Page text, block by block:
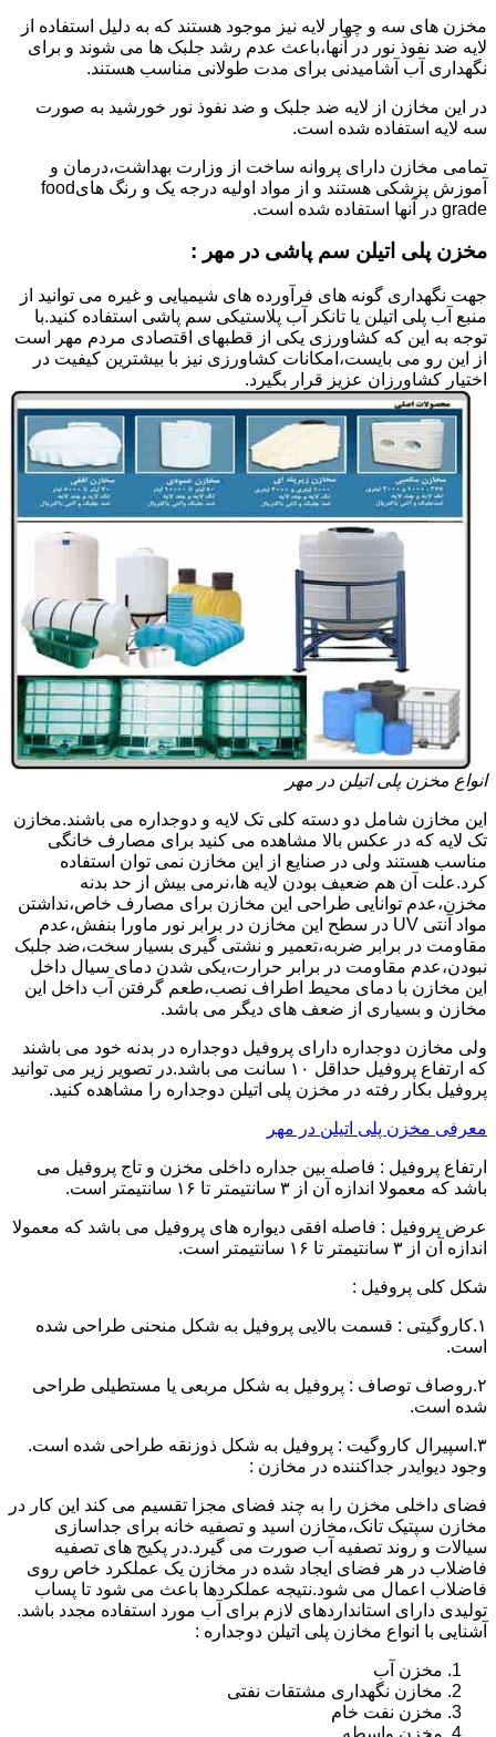
مخزن های سه و چهار لایه نیز موجود هستند که به دلیل استفاده از
لایه ضد نفوذ نور در آنها،باعث عدم رشد جلبک ها می شوند و برای
نگهداری آب آشامیدنی برای مدت طولانی مناسب هستند.
در این مخازن از لایه ضد جلبک و ضد نفوذ نور خورشید به صورت
سه لایه استفاده شده است.
تمامی مخازن دارای پروانه ساخت از وزارت بهداشت،درمان و
آموزش پزشکی هستند و از مواد اولیه درجه یک و رنگ هایfood
grade در آنها استفاده شده است.
مخزن پلی اتیلن سم پاشی در مهر :
جهت نگهداری گونه های فرآورده های شیمیایی و غیره می توانید از
منبع آب پلی اتیلن یا تانکر آب پلاستیکی سم پاشی استفاده کنید.با
توجه به این که کشاورزی یکی از قطبهای اقتصادی مردم مهر است
از این رو می بایست،امکانات کشاورزی نیز با بیشترین کیفیت در
اختیار کشاورزان عزیز قرار بگیرد.
انواع مخزن پلی اتیلن در مهر
این مخازن شامل دو دسته کلی تک لایه و دوجداره می باشند.مخازن
تک لایه که در عکس بالا مشاهده می کنید برای مصارف خانگی
مناسب هستند ولی در صنایع از این مخازن نمی توان استفاده
کرد.علت آن هم ضعیف بودن لایه ها،نرمی بیش از حد بدنه
مخزن،عدم توانایی طراحی این مخازن برای مصارف خاص،نداشتن
مواد آنتی UV در سطح این مخازن در برابر نور ماورا بنفش،عدم
مقاومت در برابر ضربه،تعمیر و نشتی گیری بسیار سخت،ضد جلبک
نبودن،عدم مقاومت در برابر حرارت،یکی شدن دمای سیال داخل
این مخازن با دمای محیط اطراف نصب،طعم گرفتن آب داخل این
مخازن و بسیاری از ضعف های دیگر می باشد.
ولی مخازن دوجداره دارای پروفیل دوجداره در بدنه خود می باشند
که ارتفاع پروفیل حداقل ۱۰ سانت می باشد.در تصویر زیر می توانید
پروفیل بکار رفته در مخزن پلی اتیلن دوجداره را مشاهده کنید.
معرفی مخزن پلی اتیلن در مهر
ارتفاع پروفیل : فاصله بین جداره داخلی مخزن و تاج پروفیل می
باشد که معمولا اندازه آن از ۳ سانتیمتر تا ۱۶ سانتیمتر است.
عرض پروفیل : فاصله افقی دیواره های پروفیل می باشد که معمولا
اندازه آن از ۳ سانتیمتر تا ۱۶ سانتیمتر است.
شکل کلی پروفیل :
۱.کاروگیتی : قسمت بالایی پروفیل به شکل منحنی طراحی شده
است.
۲.روصاف توصاف : پروفیل به شکل مربعی یا مستطیلی طراحی
شده است.
۳.اسپیرال کاروگیت : پروفیل به شکل ذوزنقه طراحی شده است.
وجود دیوایدر جداکننده در مخازن :
فضای داخلی مخزن را به چند فضای مجزا تقسیم می کند این کار در
مخازن سپتیک تانک،مخازن اسید و تصفیه خانه برای جداسازی
سیالات و روند تصفیه آب صورت می گیرد.در پکیج های تصفیه
فاضلاب در هر فضای ایجاد شده در مخازن یک عملکرد خاص روی
فاضلاب اعمال می شود.نتیجه عملکردها باعث می شود تا پساب
تولیدی دارای استانداردهای لازم برای آب مورد استفاده مجدد باشد.
آشنایی با انواع مخازن پلی اتیلن دوجداره :
مخزن آب
مخازن نگهداری مشتقات نفتی
مخزن نفت خام
مخزن واسطه